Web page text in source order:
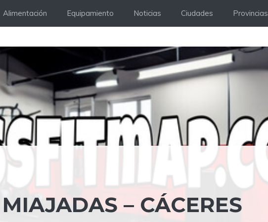
Alimentación Equipamiento Noticias Ciudades Provincias
– CÁCERES‎